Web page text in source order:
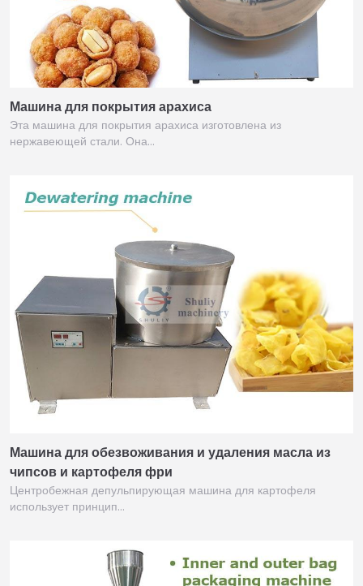
Машина для покрытия арахиса
Эта машина для покрытия арахиса изготовлена из
нержавеющей стали. Она…
Машина для обезвоживания и удаления масла из
чипсов и картофеля фри
Центробежная депульпирующая машина для картофеля
использует принцип…